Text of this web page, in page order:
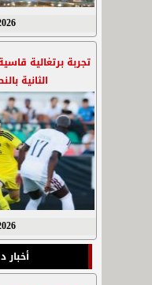
01/
تجربة برتغالية
الثانية
01/
أخبار